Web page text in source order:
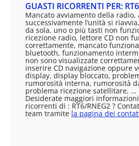
GUASTI RICORRENTI PER:
Mancato avviamento della radio,
successivamente l’unità si
da sola, uno o più tasti non
ricezione radio, lettore CD non
correttamente, mancato
bluetooth, funzionamento
non sono visualizzate
inserire CD navigazione oppure
display, display bloccato,
rumorosità interna, rumorosità
problema ricezione satellitare, …
Desiderate maggiori
ricorrenti di : RT6/RNEG2 ?
team tramite la pagina dei